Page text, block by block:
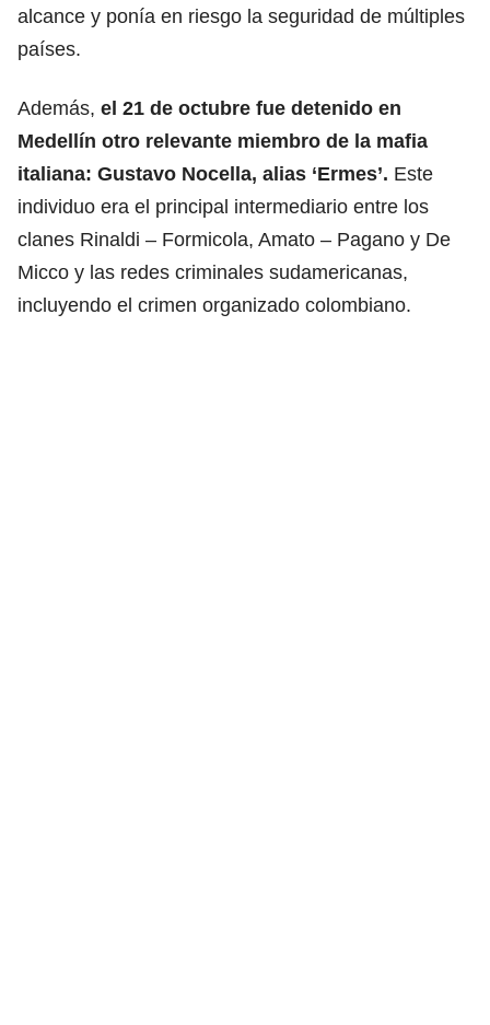
alcance y ponía en riesgo la seguridad de múltiples
países.
Además, el 21 de octubre fue detenido en
Medellín otro relevante miembro de la mafia
italiana: Gustavo Nocella, alias ‘Ermes’. Este
individuo era el principal intermediario entre los
clanes Rinaldi – Formicola, Amato – Pagano y De
Micco y las redes criminales sudamericanas,
incluyendo el crimen organizado colombiano.